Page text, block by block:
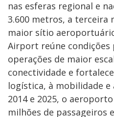
nas esferas regional e
3.600 metros, a terceira
maior sítio
Airport reúne condições
operações de maior
conectividade e
logística, à mobilidade
2014 e 2025, o
milhões de passageiros